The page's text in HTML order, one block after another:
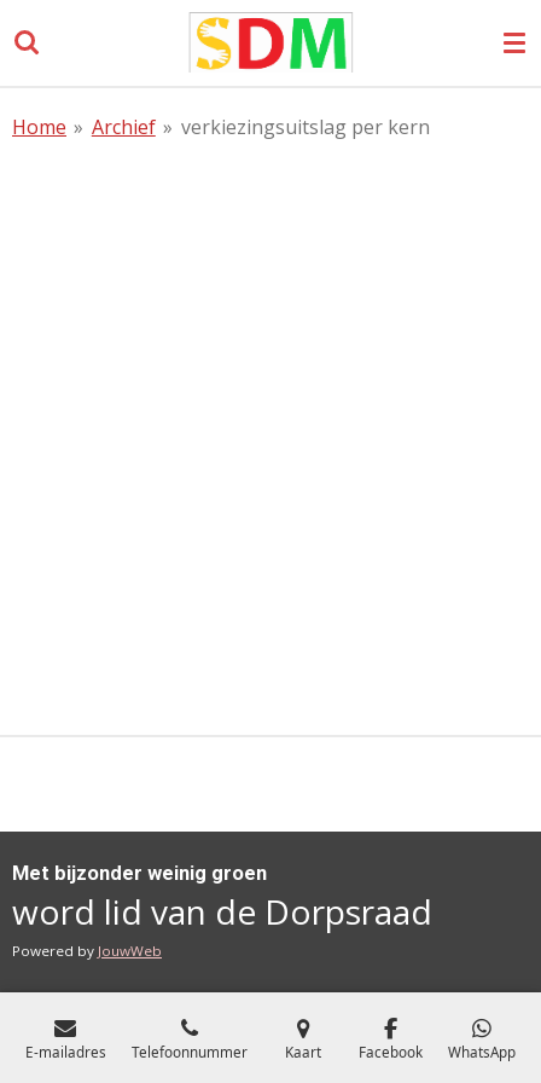
direct
hoofdinhoud
Home » Archief » verkiezingsuitslag per kern
Met bijzonder weinig groen
word lid van de Dorpsraad
Powered by JouwWeb
E-mailadres Telefoonnummer Kaart Facebook WhatsApp